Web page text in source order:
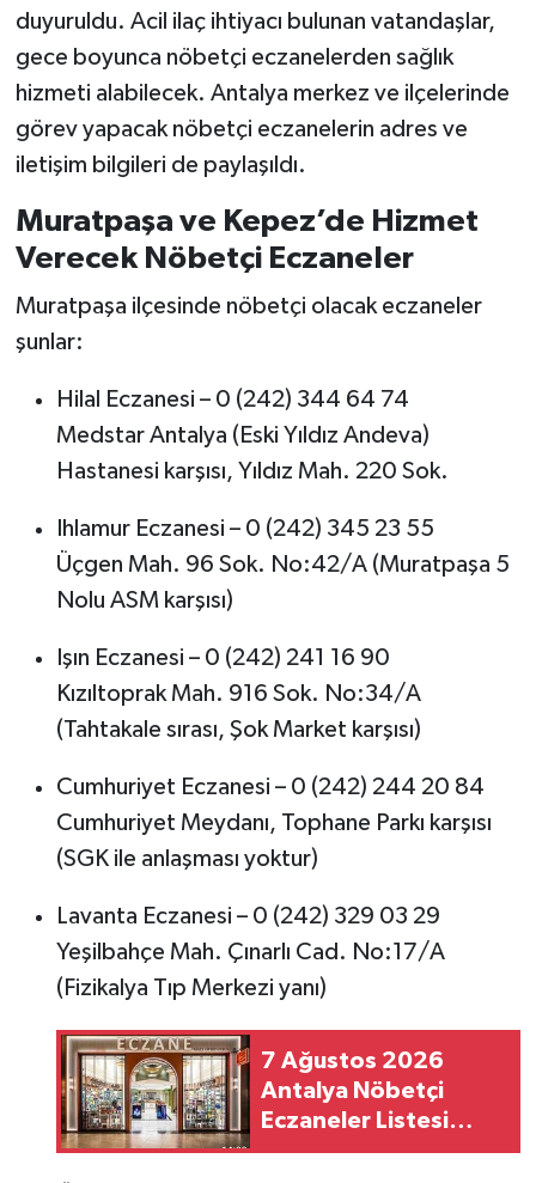
duyuruldu. Acil ilaç ihtiyacı bulunan vatandaşlar,
gece boyunca nöbetçi eczanelerden sağlık
hizmeti alabilecek. Antalya merkez ve ilçelerinde
görev yapacak nöbetçi eczanelerin adres ve
iletişim bilgileri de paylaşıldı.
Muratpaşa ve Kepez’de Hizmet
Verecek Nöbetçi Eczaneler
Muratpaşa ilçesinde nöbetçi olacak eczaneler
şunlar:
Hilal Eczanesi – 0 (242) 344 64 74
Medstar Antalya (Eski Yıldız Andeva)
Hastanesi karşısı, Yıldız Mah. 220 Sok.
Ihlamur Eczanesi – 0 (242) 345 23 55
Üçgen Mah. 96 Sok. No:42/A (Muratpaşa 5
Nolu ASM karşısı)
Işın Eczanesi – 0 (242) 241 16 90
Kızıltoprak Mah. 916 Sok. No:34/A
(Tahtakale sırası, Şok Market karşısı)
Cumhuriyet Eczanesi – 0 (242) 244 20 84
Cumhuriyet Meydanı, Tophane Parkı karşısı
(SGK ile anlaşması yoktur)
Lavanta Eczanesi – 0 (242) 329 03 29
Yeşilbahçe Mah. Çınarlı Cad. No:17/A
(Fizikalya Tıp Merkezi yanı)
7 Ağustos 2026
Antalya Nöbetçi
Eczaneler Listesi
Açıklandı! İşte Tüm